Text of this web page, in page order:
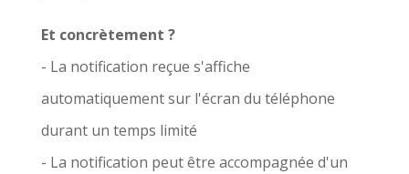
Et concrètement ?
- La notification reçue s'affiche
automatiquement sur l'écran du téléphone
durant un temps limité
- La notification peut être accompagnée d'un